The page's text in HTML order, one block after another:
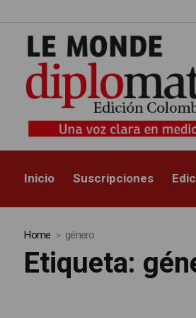
Inicio Suscripciones
Home género
Etiqueta: